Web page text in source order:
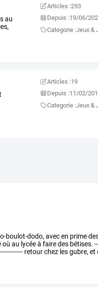
au
Articles :293
Depuis :19/06/
Categorie :Jeux &
Articles :19
Depuis :11/02/
Categorie :Jeux &
boulot-dodo, avecen prime
où au lycéeà fairedes bétises.
retourchez lesgubre, et